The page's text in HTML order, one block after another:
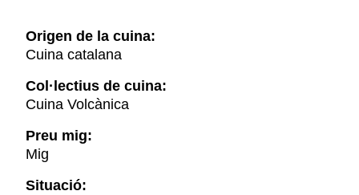
Origen de la cuina:
Cuina catalana
Col·lectius de cuina:
Cuina Volcànica
Preu mig:
Mig
Situació: